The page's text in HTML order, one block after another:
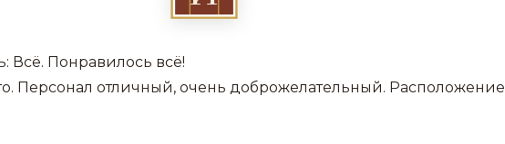
Всё. Понравилось всё!
Персонал отличный, очень доброжелательный. Расположение